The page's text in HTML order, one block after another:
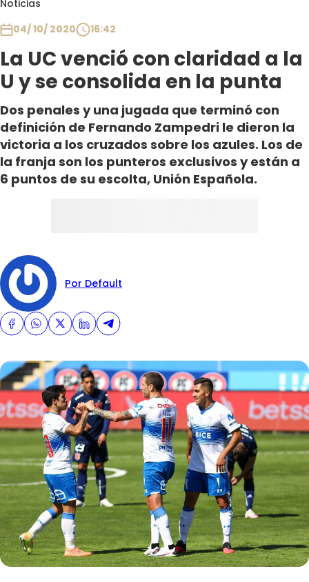
Noticias
04/ 10/ 2020
16:42
La UC venció con claridad a la
U y se consolida en la punta
Dos penales y una jugada que terminó con
definición de Fernando Zampedri le dieron la
victoria a los cruzados sobre los azules. Los de
la franja son los punteros exclusivos y están a
6 puntos de su escolta, Unión Española.
Por Default
Club De La Comedia
Contigo en Directo
Plan Perfecto
El Tiempo
Sabingo
Todos Los Programas